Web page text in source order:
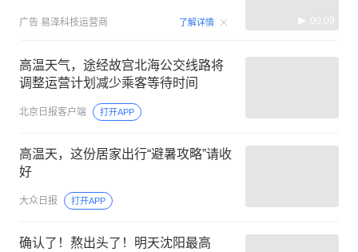
广告 易泽科技运营商 了解详情 00:09
高温天气，途经故宫北海公交线路将
调整运营计划减少乘客等待时间
北京日报客户端 打开APP
高温天，这份居家出行“避暑攻略”请收
好
大众日报 打开APP
确认了！熬出头了！明天沈阳最高